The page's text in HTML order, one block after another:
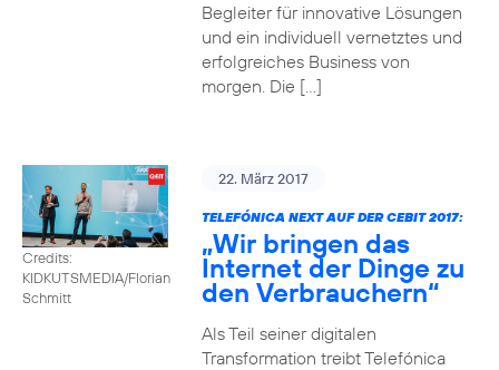
Begleiter für innovative Lösungen
und ein individuell vernetztes und
erfolgreiches Business von
morgen. Die […]
Credits:
KIDKUTSMEDIA/Florian
Schmitt
22. März 2017
TELEFÓNICA NEXT AUF DER CEBIT 2017:
„Wir bringen das
Internet der Dinge zu
den Verbrauchern“
Als Teil seiner digitalen
Transformation treibt Telefónica